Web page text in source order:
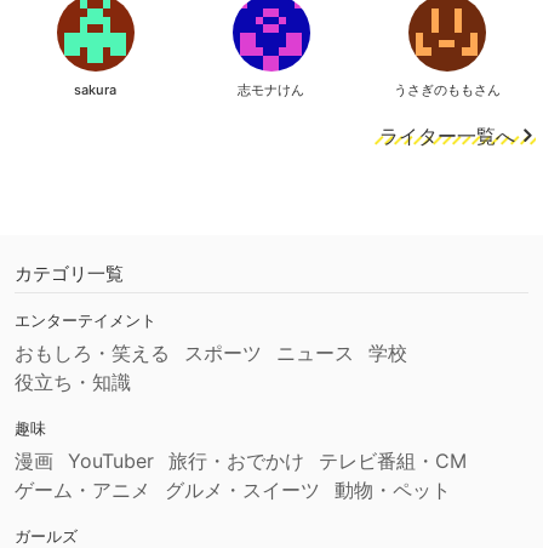
sakura 志モナけん うさぎのももさん
ライター一覧へ
カテゴリ一覧
エンターテイメント
おもしろ・笑える スポーツ ニュース
学校
役立ち・知識
趣味
漫画 YouTuber 旅行・おでかけ
テレビ番組・CM
ゲーム・アニメ
グルメ・スイーツ 動物・ペット
ガールズ